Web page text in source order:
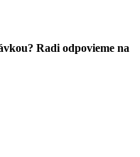
Radi odpovieme na